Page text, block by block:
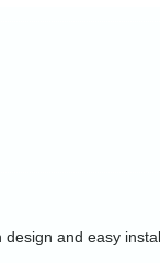
and easy